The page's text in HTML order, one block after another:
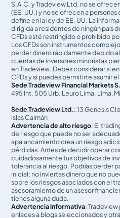
S.A.C. y Tradeview Ltd. no se
(EE. UU.) y no se ofrecen a
define en la ley de EE. UU. La
dirigida a residentes de ningún país
CFDs esté restringido o prohibido
Los CFDs son instrumentos
perder dinero rápidamente debido
cuentas de inversores minoristas
en Tradeview. Debes considerar si
CFDs y si puedes permitirte asumir
Sede Tradeview Financial Markets
495 Int. 505 Urb. Leuro Lima. Lima,
Sede Tradeview Ltd.: 13 Genesis
Islas Caimán
Advertencia de alto riesgo: El
de riesgo que puede no ser
apalancamiento crea un riesgo
pérdidas. Antes de decidir operar
cuidadosamente tus objetivos de
tolerancia al riesgo. Podrías perder
inicial; no inviertas dinero que no
sobre los riesgos asociados con el
asesoramiento de un asesor
tienes alguna duda.
Advertencia informativa:
enlaces a blogs seleccionados y